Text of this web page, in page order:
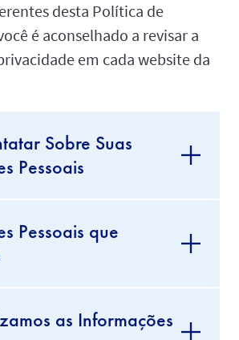
desta Política de
é aconselhado a revisar a
em cada website da
Sobre Suas
Pessoais
Pessoais que
as Informações